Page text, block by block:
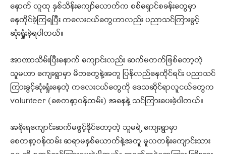
နောက် လူထု နှစ်သိန်းကျော်လောက်က စစ်ရှောင်စခန်းတွေမှာ
နေထိုင်ခဲ့ကြရပြီး ကလေးငယ်တွေဟာလည်း ပညာသင်ကြားခွင့်
ဆုံးရှုံးခဲ့ရပါတယ်။
အာဏာသိမ်းပြီးနောက် ကျောင်းလည်း ဆက်မတက်ဖြစ်တော့တဲ့
သူမဟာ ကျေးရွာမှာ မိဘတွေနဲ့အတူ ပြန်လည်နေထိုင်ရင်း ပညာသင်
ကြားခွင့်ဆုံးရှုံးနေတဲ့ ကလေးငယ်တွေကို ဒေသဆိုင်ရာလူငယ်တွေက
volunteer (စေတနာ့၀န်ထမ်း) အနေနဲ့ သင်ကြားပေးခဲ့ပါတယ်။
အစိုးရကျောင်းဆက်မဖွင့်နိုင်တော့တဲ့ သူမရဲ့ ကျေးရွာမှာ
စေတနာ့ဝန်ထမ်း ဆရာမနှစ်ယောက်နဲ့အတူ မူလတန်းကျောင်းသား